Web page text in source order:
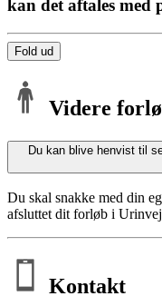
kan det aftales med
Fold ud
Videre
Du kan blive henvist til
Du skal snakke med din
afsluttet dit forløb i
Kontakt